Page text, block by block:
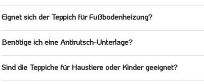
Eignet sich der Teppich für Fußbodenheizung?
Benötige ich eine Antirutsch-Unterlage?
Sind die Teppiche für Haustiere oder Kinder geeignet?